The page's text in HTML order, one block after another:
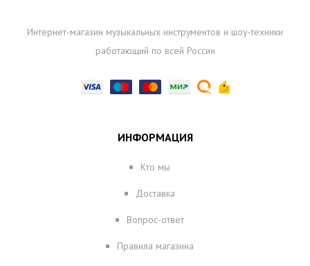
Интернет-магазин музыкальных инструментов и шоу-техники
работающий по всей России
ИНФОРМАЦИЯ
Кто мы
Доставка
Вопрос-ответ
Правила магазина